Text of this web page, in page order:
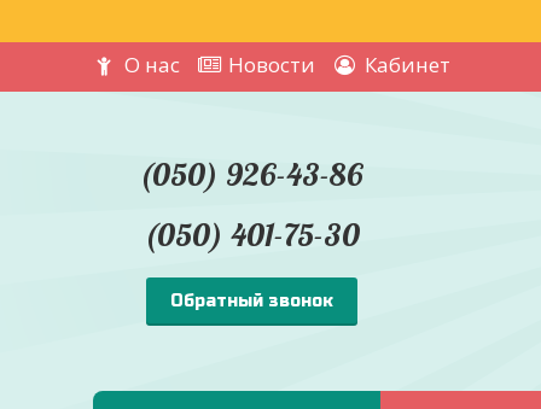
О нас
Новости Кабинет
(050) 926-43-86
(050) 401-75-30
Обратный звонок